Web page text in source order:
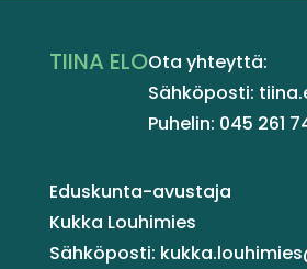
TIINA ELOOta yhteyttä:
Sähköposti:
Puhelin: 045 261
Eduskunta-avustaja
Kukka Louhimies
Sähköposti: